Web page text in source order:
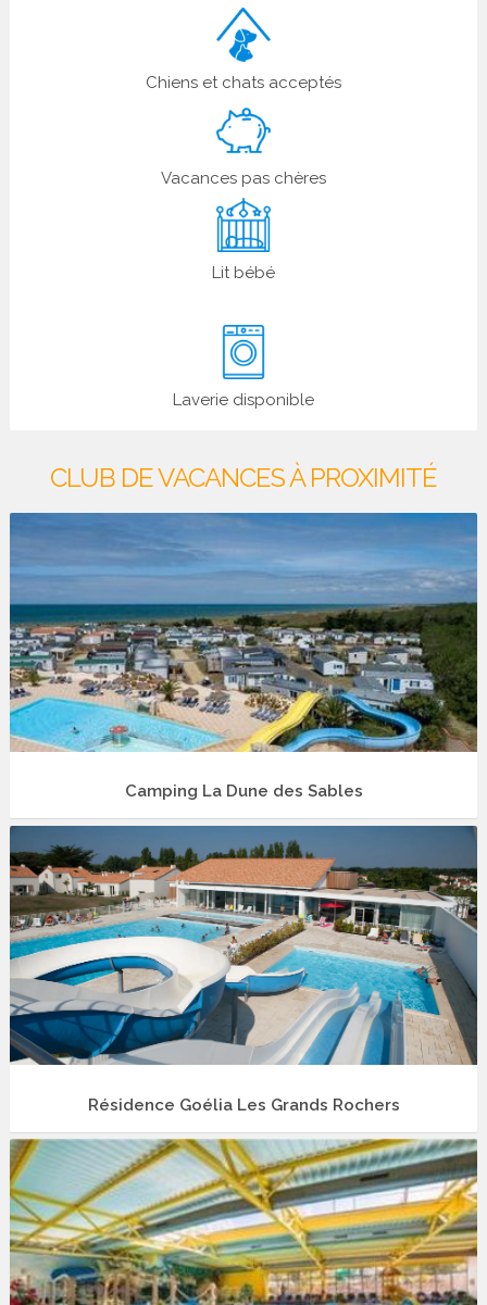
Chiens et chats acceptés
Vacances pas chères
Lit bébé
Laverie disponible
CLUB DE VACANCES À PROXIMITÉ
Camping La Dune des Sables
Résidence Goélia Les Grands Rochers